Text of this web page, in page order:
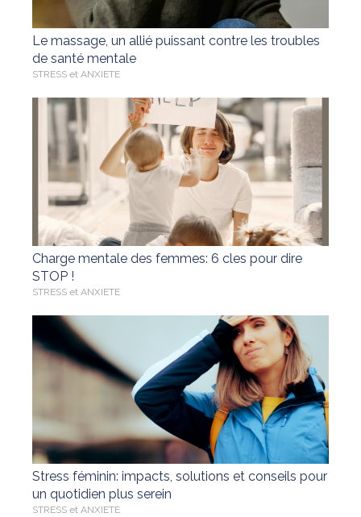
Le massage, un allié puissant contre les troubles
de santé mentale
STRESS et ANXIETE
Charge mentale des femmes: 6 cles pour dire
STOP !
STRESS et ANXIETE
Stress féminin: impacts, solutions et conseils pour
un quotidien plus serein
STRESS et ANXIETE